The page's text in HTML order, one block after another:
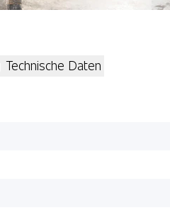
Technische Daten